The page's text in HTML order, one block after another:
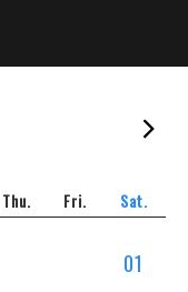
Thu. Fri. Sat.
01